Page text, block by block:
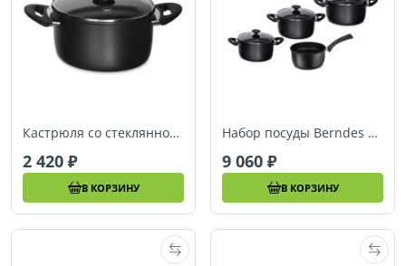
Кастрюля со стеклянной крышкой Berndes ALU-SPECIALS (Ø 20 см) (011243)
2 420
В КОРЗИНУ
Набор посуды Berndes ALU-SPECIALS (4 предмета) (011200)
9 060
В КОРЗИНУ